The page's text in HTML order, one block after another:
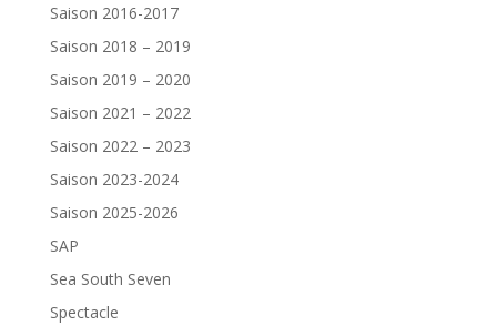
Saison 2016-2017
Saison 2018 – 2019
Saison 2019 – 2020
Saison 2021 – 2022
Saison 2022 – 2023
Saison 2023-2024
Saison 2025-2026
SAP
Sea South Seven
Spectacle